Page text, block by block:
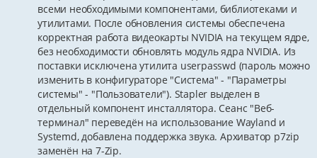
всеми необходимыми компонентами, библиотеками и
утилитами. После обновления системы обеспечена
корректная работа видеокарты NVIDIA на текущем ядре,
без необходимости обновлять модуль ядра NVIDIA. Из
поставки исключена утилита userpasswd (пароль можно
изменить в конфигураторе "Система" - "Параметры
системы" - "Пользователи"). Stapler выделен в
отдельный компонент инсталлятора. Сеанс "Веб-
терминал" переведён на использование Wayland и
Systemd, добавлена поддержка звука. Архиватор p7zip
заменён на 7-Zip.